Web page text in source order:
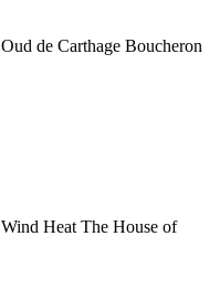
Oud de Carthage Boucheron
Wind Heat The House of